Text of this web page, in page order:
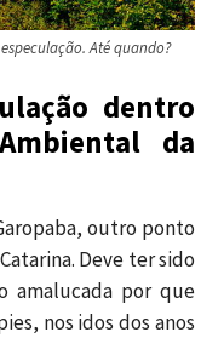
Até quando?
dentro
da
outro ponto
Deve ter sido
amalucada por que
nos idos dos anos